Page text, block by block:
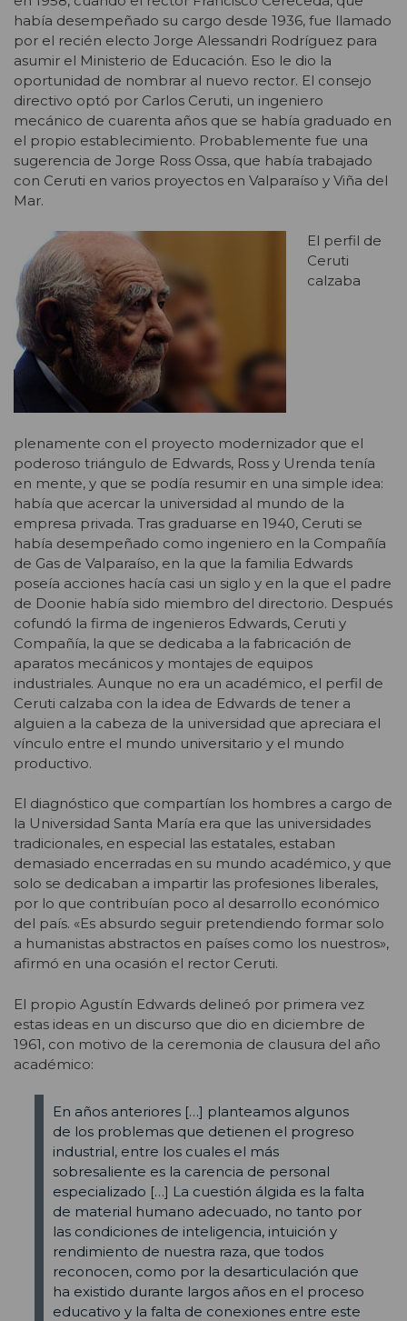
había desempeñado su cargo desde 1936, fue llamado
por el recién electo Jorge Alessandri Rodríguez para
asumir el Ministerio de Educación. Eso le dio la
oportunidad de nombrar al nuevo rector. El consejo
directivo optó por Carlos Ceruti, un ingeniero
mecánico de cuarenta años que se había graduado en
el propio establecimiento. Probablemente fue una
sugerencia de Jorge Ross Ossa, que había trabajado
con Ceruti en varios proyectos en Valparaíso y Viña del
Mar.
El perfil de
Ceruti
calzaba
plenamente con el proyecto modernizador que el
poderoso triángulo de Edwards, Ross y Urenda tenía
en mente, y que se podía resumir en una simple idea:
había que acercar la universidad al mundo de la
empresa privada. Tras graduarse en 1940, Ceruti se
había desempeñado como ingeniero en la Compañía
de Gas de Valparaíso, en la que la familia Edwards
poseía acciones hacía casi un siglo y en la que el padre
de Doonie había sido miembro del directorio. Después
cofundó la firma de ingenieros Edwards, Ceruti y
Compañía, la que se dedicaba a la fabricación de
aparatos mecánicos y montajes de equipos
industriales. Aunque no era un académico, el perfil de
Ceruti calzaba con la idea de Edwards de tener a
alguien a la cabeza de la universidad que apreciara el
vínculo entre el mundo universitario y el mundo
productivo.
El diagnóstico que compartían los hombres a cargo de
la Universidad Santa María era que las universidades
tradicionales, en especial las estatales, estaban
demasiado encerradas en su mundo académico, y que
solo se dedicaban a impartir las profesiones liberales,
por lo que contribuían poco al desarrollo económico
del país. «Es absurdo seguir pretendiendo formar solo
a humanistas abstractos en países como los nuestros»,
afirmó en una ocasión el rector Ceruti.
El propio Agustín Edwards delineó por primera vez
estas ideas en un discurso que dio en diciembre de
1961, con motivo de la ceremonia de clausura del año
académico:
En años anteriores […] planteamos algunos
de los problemas que detienen el progreso
industrial, entre los cuales el más
sobresaliente es la carencia de personal
especializado […] La cuestión álgida es la falta
de material humano adecuado, no tanto por
las condiciones de inteligencia, intuición y
rendimiento de nuestra raza, que todos
reconocen, como por la desarticulación que
ha existido durante largos años en el proceso
educativo y la falta de conexiones entre este